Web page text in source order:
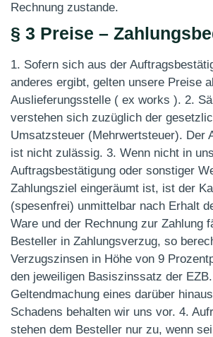
Rechnung zustande.
§ 3 Preise –
1. Sofern sich aus der
anderes ergibt, gelten unsere Preise
Auslieferungsstelle ( ex works ). 2.
verstehen sich zuzüglich der
Umsatzsteuer (Mehrwertsteuer). Der
ist nicht zulässig. 3. Wenn nicht in
Auftragsbestätigung oder sonstiger
Zahlungsziel eingeräumt ist, ist der
(spesenfrei) unmittelbar nach Erhalt
Ware und der Rechnung zur Zahlung
Besteller in Zahlungsverzug, so
Verzugszinsen in Höhe von 9
den jeweiligen Basiszinssatz der
Geltendmachung eines darüber
Schadens behalten wir uns vor. 4.
stehen dem Besteller nur zu, wenn